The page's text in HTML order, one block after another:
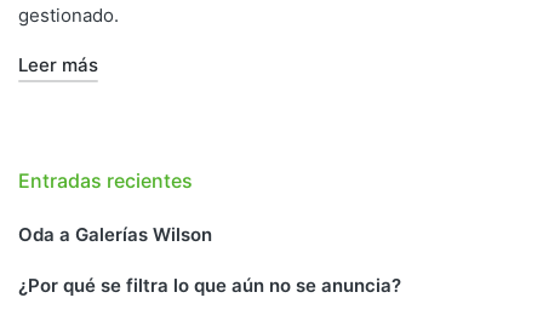
gestionado.
Leer más
Entradas recientes
Oda a Galerías Wilson
¿Por qué se filtra lo que aún no se anuncia?